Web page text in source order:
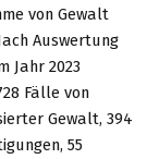
von Gewalt
Auswertung
Jahr 2023
Fälle von
Gewalt, 394
55